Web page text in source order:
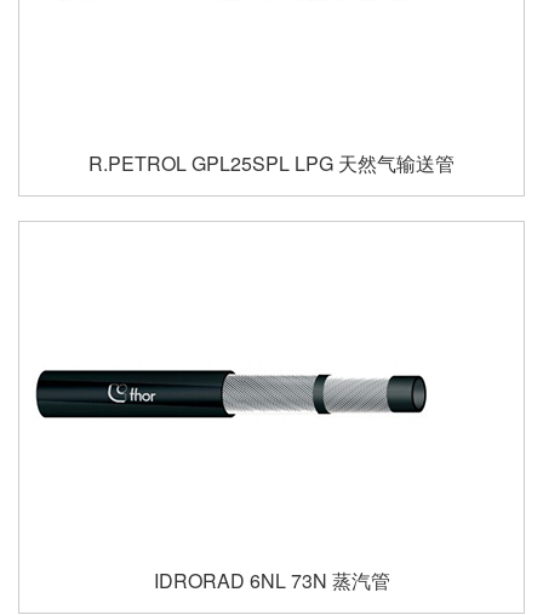
R.PETROL GPL25SPL LPG 天然气输送管
IDRORAD 6NL 73N 蒸汽管